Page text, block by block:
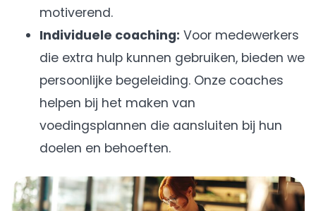
motiverend.
Individuele coaching: Voor medewerkers
die extra hulp kunnen gebruiken, bieden we
persoonlijke begeleiding. Onze coaches
helpen bij het maken van
voedingsplannen die aansluiten bij hun
doelen en behoeften.